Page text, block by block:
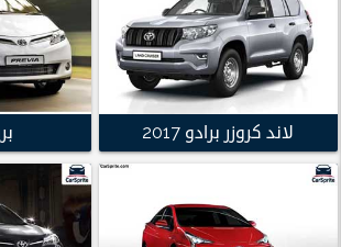
لاند كروزر برادو 2017